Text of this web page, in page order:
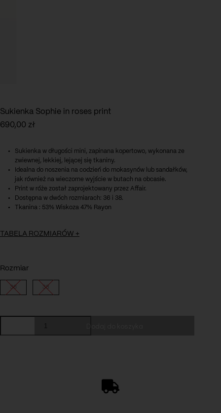
Sukienka Sophie in roses print
690,00 zł
Sukienka w długości mini, zapinana kopertowo, wykonana ze
zwiewnej, lekkiej, lejącej się tkaniny.
Idealna do noszenia na codzień do mokasynów lub sandałków,
jak również na wieczorne wyjście w butach na obcasie.
Print w róże został zaprojektowany przez Affair.
Dostępna w dwóch rozmiarach: 36 i 38.
Tkanina : 53% Wiskoza 47% Rayon
TABELA ROZMIARÓW +
Długość całkowita : 87 cm
Długość rękawa : 32 cm
Obwód biustu : 100 cm
Długość całkowita : 87 cm
Rozmiar
36 38
Sophie